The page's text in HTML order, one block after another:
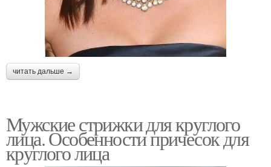
читать дальше →
Мужские стрижки для круглого
лица. Особенности причесок для
круглого лица